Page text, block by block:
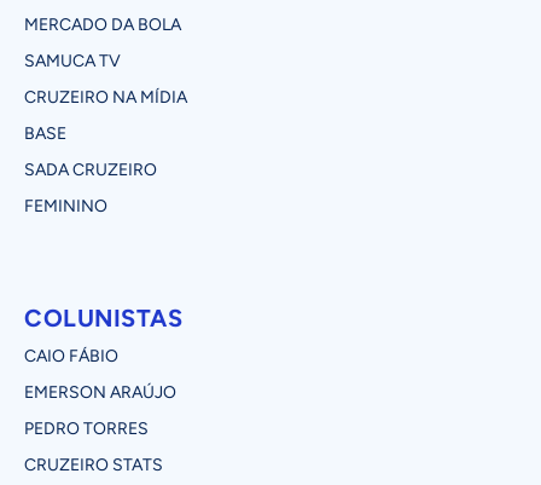
MERCADO DA BOLA
SAMUCA TV
CRUZEIRO NA MÍDIA
BASE
SADA CRUZEIRO
FEMININO
COLUNISTAS
CAIO FÁBIO
EMERSON ARAÚJO
PEDRO TORRES
CRUZEIRO STATS